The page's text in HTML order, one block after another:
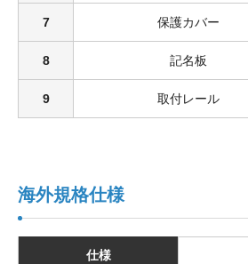
7 保護カバー
8 記名板
9 取付レール
海外規格仕様
仕様